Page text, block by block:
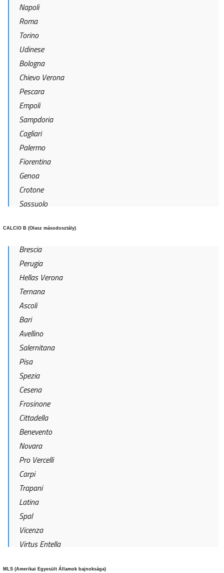
Napoli
Roma
Torino
Udinese
Bologna
Chievo Verona
Pescara
Empoli
Sampdoria
Cagliari
Palermo
Fiorentina
Genoa
Crotone
Sassuolo
CALCIO B (Olasz másodosztály)
Brescia
Perugia
Hellas Verona
Ternana
Ascoli
Bari
Avellino
Salernitana
Pisa
Spezia
Cesena
Frosinone
Cittadella
Benevento
Novara
Pro Vercelli
Carpi
Trapani
Latina
Spal
Vicenza
Virtus Entella
MLS (Amerikai Egyesült Államok bajnoksága)